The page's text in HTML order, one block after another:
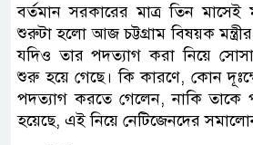
বর্তমান সরকারের মাত্র তিন মাসেই
শুরুটা হলো আজ চট্টগ্রাম বিষয়ক
যদিও তার পদত্যাগ করা নিয়ে
শুরু হয়ে গেছে। কি কারণে, কোন
পদত্যাগ করতে গেলেন, নাকি তাকে
হয়েছে, এই নিয়ে নেটিজেনদের